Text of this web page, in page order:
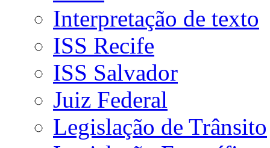
Interpretação de texto
ISS Recife
ISS Salvador
Juiz Federal
Legislação de Trânsito